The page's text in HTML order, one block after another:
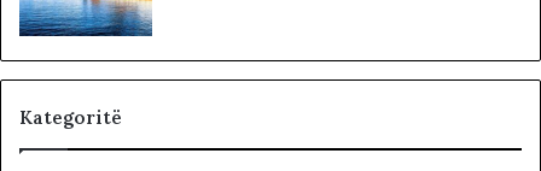
Kategoritë